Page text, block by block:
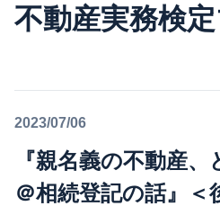
不動産実務検
2023/07/06
『親名義の不動産
＠相続登記の話』＜